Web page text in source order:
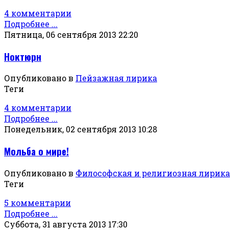
4 комментарии
Подробнее ...
Пятница, 06 сентября 2013 22:20
Ноктюрн
Опубликовано в Пейзажная лирика
Теги
4 комментарии
Подробнее ...
Понедельник, 02 сентября 2013 10:28
Мольба о мире!
Опубликовано в Философская и религиозная лирика
Теги
5 комментарии
Подробнее ...
Суббота, 31 августа 2013 17:30